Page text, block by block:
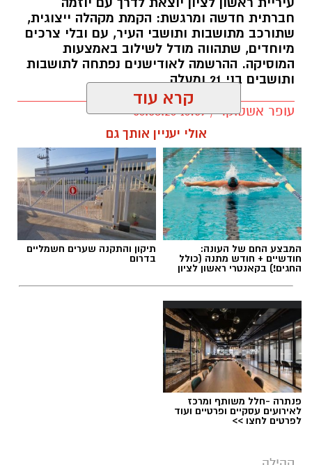
חברתית חדשה ומרגשת: הקמת מקהלה ייצוגית,
שתורכב מתושבות ותושבי העיר, עם ובלי צרכים
מיוחדים, שתהווה מודל לשילוב באמצעות
המוסיקה. ההרשמה לאודישנים נפתחה לתושבות
ותושבים בני 21 ומעלה
עופר אשטוקר / 16:59 06.08.26
תגים: מקהלה חדשה בראשון לציון
צילום: עיריית ראשון לציון
קרא עוד
אולי יעניין אותך גם
המבצע החם של העונה:
חודשיים + חודש מתנה (כולל
החגים!) בקאנטרי ראשון לציון
תיקון והתקנה שערים חשמליים
בדרום
פנתרה -חלל משותף ומרכז
לאירועים עסקיים ופרטיים ועוד
לפרטים לחצו >>